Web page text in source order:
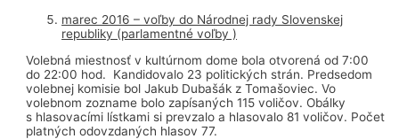
marec 2016 – voľby do Národnej rady Slovenskej
republiky (parlamentné voľby )
Volebná miestnosť v kultúrnom dome bola otvorená od 7:00
do 22:00 hod. Kandidovalo 23 politických strán. Predsedom
volebnej komisie bol Jakub Dubašák z Tomašoviec. Vo
volebnom zozname bolo zapísaných 115 voličov. Obálky
s hlasovacími lístkami si prevzalo a hlasovalo 81 voličov. Počet
platných odovzdaných hlasov 77.